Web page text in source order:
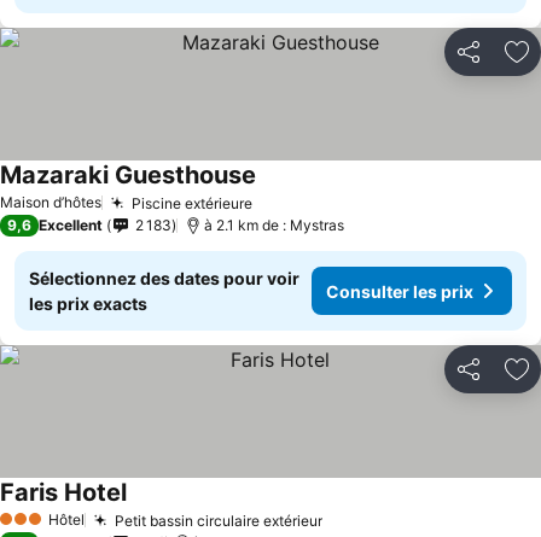
Partager
Maison d’hôtes Piscine extérieureConsulter les prix
Mazaraki Guesthouse
9,6 Excellent 2 183 à 2.1 km de : Mystras
Sélectionnez des dates pour voir
les prix exacts
Consulter les prix
Partager
3 ÉtoilesHôtel Petit bassin circulaire extérieurConsulter les prix
Faris HotelConsulter les prix